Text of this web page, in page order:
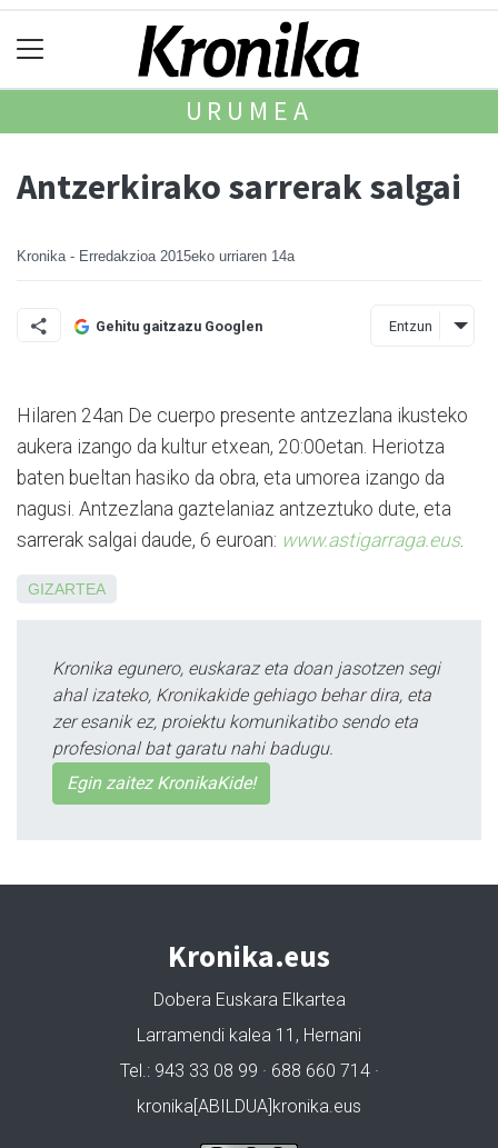
URUMEA
Antzerkirako sarrerak salgai
Kronika - Erredakzioa 2015eko urriaren 14a
Gehitu gaitzazu Googlen Entzun
Hilaren 24an De cuerpo presente antzezlana ikusteko
aukera izango da kultur etxean, 20:00etan. Heriotza
baten bueltan hasiko da obra, eta umorea izango da
nagusi. Antzezlana gaztelaniaz antzeztuko dute, eta
sarrerak salgai daude, 6 euroan: www.astigarraga.eus.
GIZARTEA
Kronika egunero, euskaraz eta doan jasotzen segi
ahal izateko, Kronikakide gehiago behar dira, eta
zer esanik ez, proiektu komunikatibo sendo eta
profesional bat garatu nahi badugu.
Egin zaitez KronikaKide!
Kronika.eus
Dobera Euskara Elkartea
Larramendi kalea 11, Hernani
Tel.: 943 33 08 99 · 688 660 714 ·
kronika[ABILDUA]kronika.eus